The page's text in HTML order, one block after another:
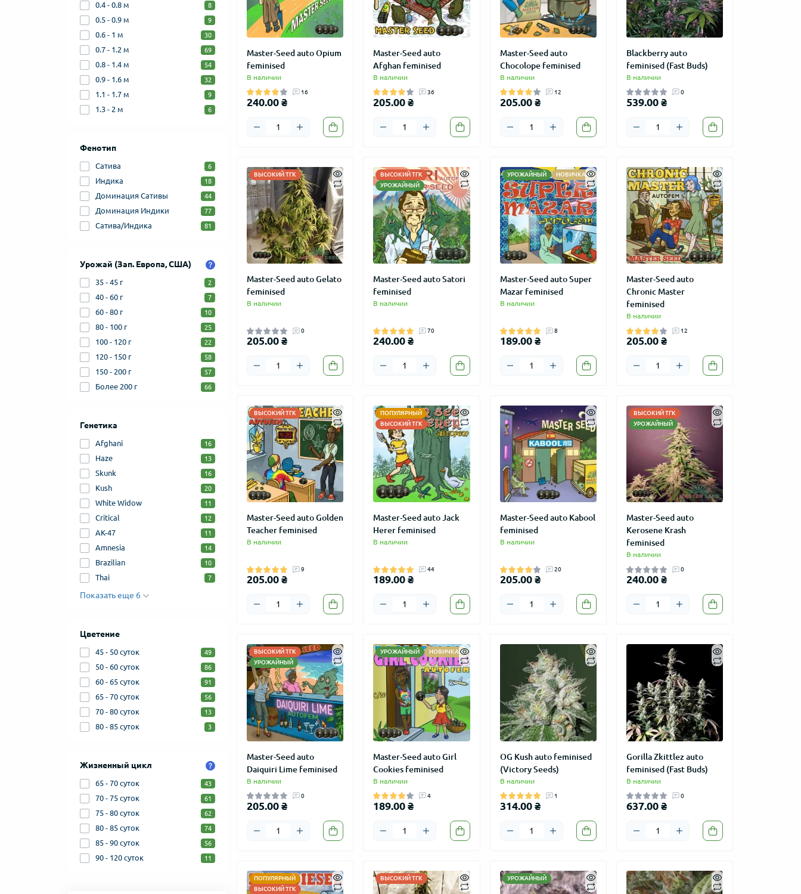
0.4 - 0.8 м 8
0.5 - 0.9 м 9
0.6 - 1 м 30
0.7 - 1.2 м 69
0.8 - 1.4 м 54
0.9 - 1.6 м 32
1.1 - 1.7 м 9
1.3 - 2 м 6
Фенотип
Сатива 6
Индика 18
Доминация Сативы 44
Доминация Индики 77
Сатива/Индика 81
Урожай (Зап. Европа, США)
35 - 45 г 2
40 - 60 г 7
60 - 80 г 10
80 - 100 г 25
100 - 120 г 22
120 - 150 г 58
150 - 200 г 57
Более 200 г 66
Генетика
Afghani 16
Haze 13
Skunk 16
Kush 20
White Widow 11
Critical 12
AK-47 11
Amnesia 14
Brazilian 10
Thai 7
Показать еще 6
Цветение
45 - 50 суток 49
50 - 60 суток 86
60 - 65 суток 91
65 - 70 суток 56
70 - 80 суток 13
80 - 85 суток 3
Жизненный цикл
65 - 70 суток 43
70 - 75 суток 61
75 - 80 суток 62
80 - 85 суток 74
85 - 90 суток 56
90 - 120 суток 11
Master-Seed auto Opium
feminised
В наличии
16
240.00 ₴
Master-Seed auto
Afghan feminised
В наличии
36
205.00 ₴
Master-Seed auto
Chocolope feminised
В наличии
12
205.00 ₴
Blackberry auto
feminised (Fast Buds)
В наличии
0
539.00 ₴
ВЫСОКИЙ ТГК
Master-Seed auto Gelato
feminised
В наличии
0
205.00 ₴
ВЫСОКИЙ ТГК
УРОЖАЙНЫЙ
Master-Seed auto Satori
feminised
В наличии
70
240.00 ₴
УРОЖАЙНЫЙ НОВИЧКАМ
Master-Seed auto Super
Mazar feminised
В наличии
8
189.00 ₴
Master-Seed auto
Chronic Master
feminised
В наличии
12
205.00 ₴
ВЫСОКИЙ ТГК
Master-Seed auto Golden
Teacher feminised
В наличии
9
205.00 ₴
ПОПУЛЯРНЫЙ
ВЫСОКИЙ ТГК
Master-Seed auto Jack
Herer feminised
В наличии
44
189.00 ₴
Master-Seed auto Kabool
feminised
В наличии
20
205.00 ₴
ВЫСОКИЙ ТГК
УРОЖАЙНЫЙ
Master-Seed auto
Kerosene Krash
feminised
В наличии
0
240.00 ₴
ВЫСОКИЙ ТГК
УРОЖАЙНЫЙ
Master-Seed auto
Daiquiri Lime feminised
В наличии
0
205.00 ₴
УРОЖАЙНЫЙ НОВИЧКАМ
Master-Seed auto Girl
Cookies feminised
В наличии
4
189.00 ₴
OG Kush auto feminised
(Victory Seeds)
В наличии
1
314.00 ₴
Gorilla Zkittlez auto
feminised (Fast Buds)
В наличии
0
637.00 ₴
ПОПУЛЯРНЫЙ
ВЫСОКИЙ ТГК
ВЫСОКИЙ ТГК УРОЖАЙНЫЙ